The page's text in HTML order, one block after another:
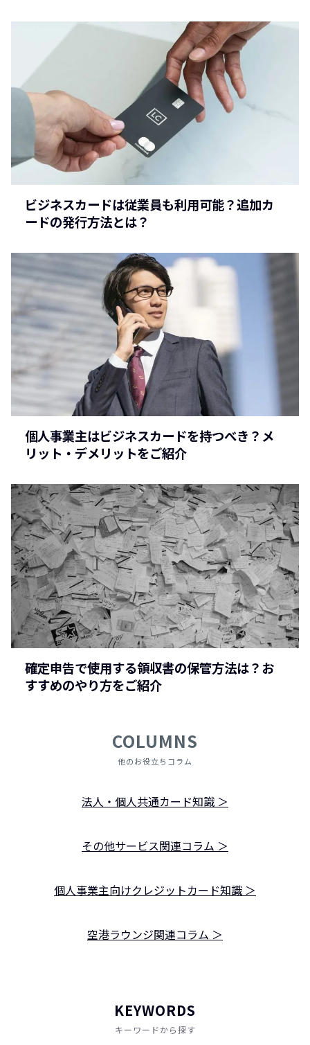
ビジネスカードは従業員も利用可能？追加カ
ードの発行方法とは？
個人事業主はビジネスカードを持つべき？メ
リット・デメリットをご紹介
確定申告で使用する領収書の保管方法は？お
すすめのやり方をご紹介
COLUMNS
他のお役立ちコラム
法人・個人共通カード知識 ＞
その他サービス関連コラム ＞
個人事業主向けクレジットカード知識 ＞
空港ラウンジ関連コラム ＞
KEYWORDS
キーワードから探す